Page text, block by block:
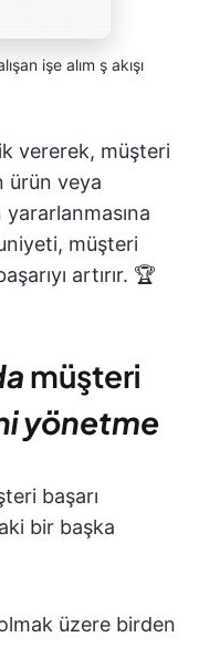
işe alım ş akışı
vererek, müşteri
ürün veya
müşteri
artırır. 🏆
müşteri
yönetme
başarı
bir başka
üzere birden